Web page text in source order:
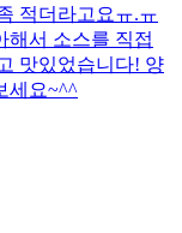
적더라고요ㅠ.ㅠ
해서 소스를 직접
맛있었습니다! 양
세요~^^